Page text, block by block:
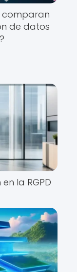
comparan
de datos
la RGPD